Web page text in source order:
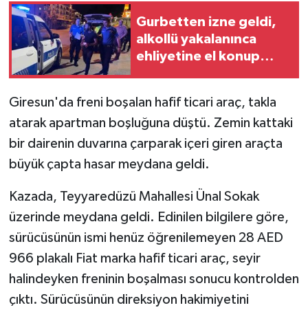
Gurbetten izne geldi,
alkollü yakalanınca
ehliyetine el konup
Giresun'da freni boşalan hafif ticari araç, takla
atarak apartman boşluğuna düştü. Zemin kattaki
bir dairenin duvarına çarparak içeri giren araçta
büyük çapta hasar meydana geldi.
Kazada, Teyyaredüzü Mahallesi Ünal Sokak
üzerinde meydana geldi. Edinilen bilgilere göre,
sürücüsünün ismi henüz öğrenilemeyen 28 AED
966 plakalı Fiat marka hafif ticari araç, seyir
halindeyken freninin boşalması sonucu kontrolden
çıktı. Sürücüsünün direksiyon hakimiyetini